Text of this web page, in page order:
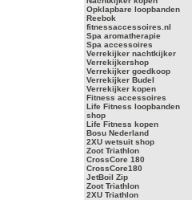
Opklapbare loopbanden
Reebok
fitnessaccessoires.nl
Spa aromatherapie
Spa accessoires
Verrekijker nachtkijker
Verrekijkershop
Verrekijker goedkoop
Verrekijker Budel
Verrekijker kopen
Fitness accessoires
Life Fitness loopbanden
shop
Life Fitness kopen
Bosu Nederland
2XU wetsuit shop
Zoot Triathlon
CrossCore 180
CrossCore180
JetBoil Zip
Zoot Triathlon
2XU Triathlon